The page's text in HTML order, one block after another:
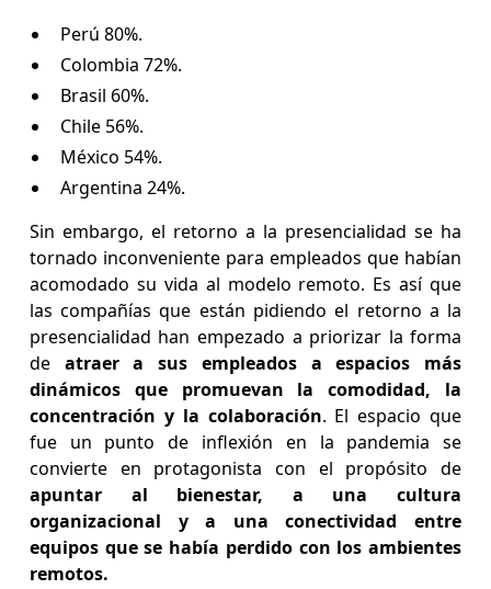
Perú 80%.
Colombia 72%.
Brasil 60%.
Chile 56%.
México 54%.
Argentina 24%.
Sin embargo, el retorno a la presencialidad se ha
tornado inconveniente para empleados que habían
acomodado su vida al modelo remoto. Es así que
las compañías que están pidiendo el retorno a la
presencialidad han empezado a priorizar la forma
de atraer a sus empleados a espacios más
dinámicos que promuevan la comodidad, la
concentración y la colaboración. El espacio que
fue un punto de inflexión en la pandemia se
convierte en protagonista con el propósito de
apuntar al bienestar, a una cultura
organizacional y a una conectividad entre
equipos que se había perdido con los ambientes
remotos.